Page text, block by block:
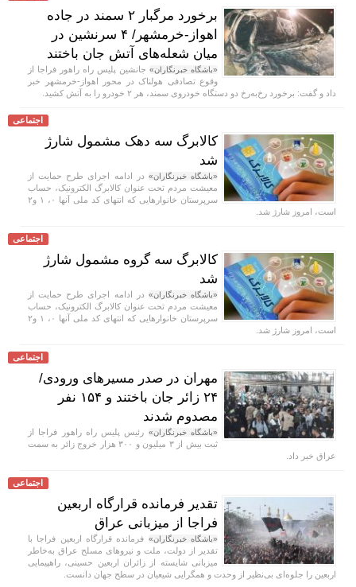
برخورد مرگبار ۲ سمند در جاده
اهواز-خرمشهر/ ۴ سرنشین در
میان شعله‌های آتش جان باختند
«باشگاه خبرنگاران» جانشین پلیس راه راهور فراجا از
وقوع تصادفی هولناک در محور اهواز-خرمشهر خبر
داد و گفت: برخورد رخ‌به‌رخ دو دستگاه خودروی سمند، هر ۲ خودرو را به آتش کشید.
اجتماعی
کالابرگ سه دهک مشمول شارژ
شد
«باشگاه خبرنگاران» در ادامه اجرای طرح حمایت از
معیشت مردم تحت عنوان کالابرگ الکترونیک، حساب
سرپرستان خانوار‌هایی که انتهای کد ملی آنها ۰، ۱ و۲
است، امروز شارژ شد.
اجتماعی
کالابرگ سه گروه مشمول شارژ
شد
«باشگاه خبرنگاران» در ادامه اجرای طرح حمایت از
معیشت مردم تحت عنوان کالابرگ الکترونیک، حساب
سرپرستان خانوار‌هایی که انتهای کد ملی آنها ۰، ۱ و۲
است، امروز شارژ شد.
اجتماعی
مهران در صدر مسیر‌های ورودی/
۲۴ زائر جان باختند و ۱۵۴ نفر
مصدوم شدند
«باشگاه خبرنگاران» رئیس پلیس راه راهور فراجا از
ثبت بیش از ۳ میلیون و ۳۰۰ هزار خروج زائر به سمت
عراق خبر داد.
اجتماعی
تقدیر فرمانده قرارگاه اربعین
فراجا از میزبانی عراق
«باشگاه خبرنگاران» فرمانده قرارگاه اربعین فراجا با
تقدیر از دولت، ملت و نیروهای مسلح عراق به‌خاطر
میزبانی شایسته از زائران اربعین حسینی، راهپیمایی
اربعین را جلوه‌ای بی‌نظیر از وحدت و همگرایی شیعیان در سطح جهان دانست.